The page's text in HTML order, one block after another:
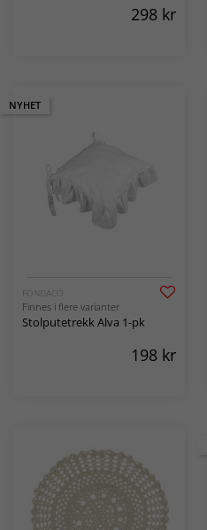
298 kr
NYHET
FONDACO
Finnes i flere varianter
Stolputetrekk Alva 1-pk
198 kr